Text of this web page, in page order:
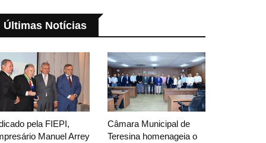
Últimas Notícias
pela FIEPI,
Manuel Arrey
Câmara Municipal de
Teresina homenageia o